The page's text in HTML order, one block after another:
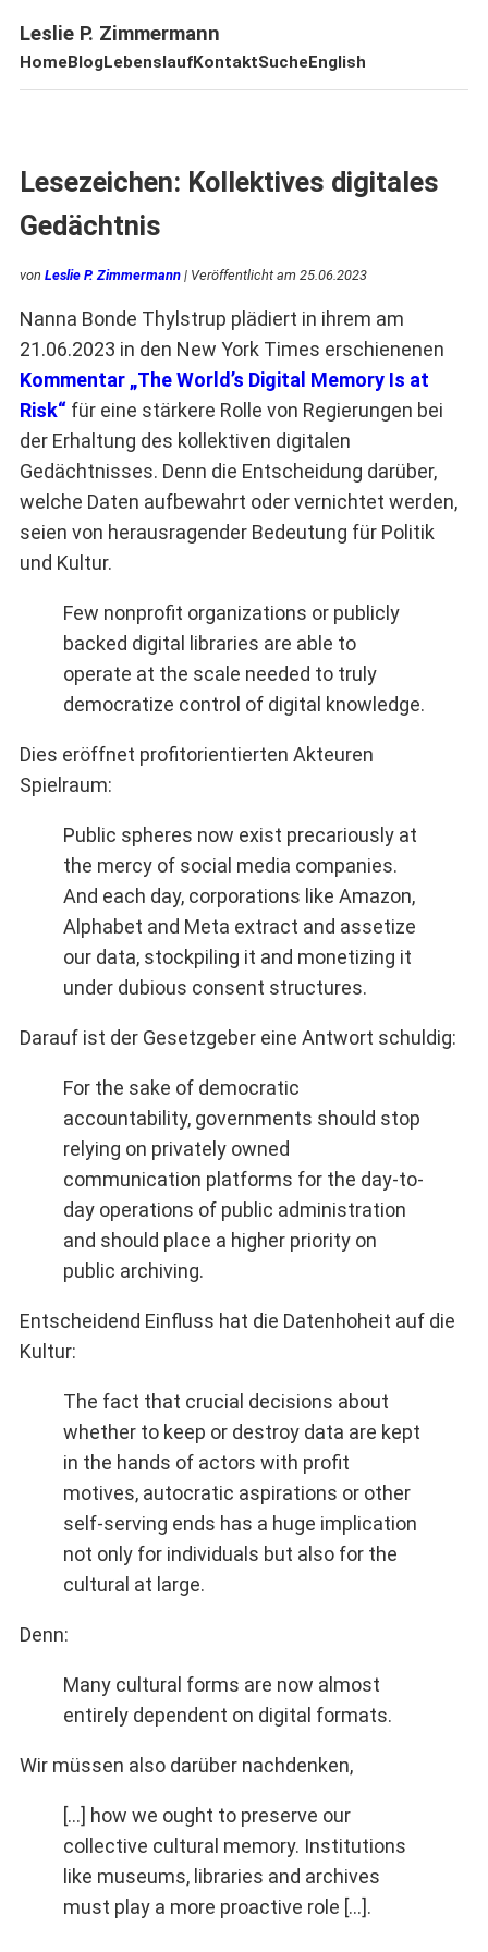
Leslie P. Zimmermann
HomeBlogLebenslaufKontaktSucheEnglish
Lesezeichen: Kollektives digitales
Gedächtnis
von Leslie P. Zimmermann | Veröffentlicht am 25.06.2023
Nanna Bonde Thylstrup plädiert in ihrem am
21.06.2023 in den New York Times erschienenen
Kommentar „The World’s Digital Memory Is at
Risk“ für eine stärkere Rolle von Regierungen bei
der Erhaltung des kollektiven digitalen
Gedächtnisses. Denn die Entscheidung darüber,
welche Daten aufbewahrt oder vernichtet werden,
seien von herausragender Bedeutung für Politik
und Kultur.
Few nonprofit organizations or publicly
backed digital libraries are able to
operate at the scale needed to truly
democratize control of digital knowledge.
Dies eröffnet profitorientierten Akteuren
Spielraum:
Public spheres now exist precariously at
the mercy of social media companies.
And each day, corporations like Amazon,
Alphabet and Meta extract and assetize
our data, stockpiling it and monetizing it
under dubious consent structures.
Darauf ist der Gesetzgeber eine Antwort schuldig:
For the sake of democratic
accountability, governments should stop
relying on privately owned
communication platforms for the day-to-
day operations of public administration
and should place a higher priority on
public archiving.
Entscheidend Einfluss hat die Datenhoheit auf die
Kultur:
The fact that crucial decisions about
whether to keep or destroy data are kept
in the hands of actors with profit
motives, autocratic aspirations or other
self-serving ends has a huge implication
not only for individuals but also for the
cultural at large.
Denn:
Many cultural forms are now almost
entirely dependent on digital formats.
Wir müssen also darüber nachdenken,
[...] how we ought to preserve our
collective cultural memory. Institutions
like museums, libraries and archives
must play a more proactive role [...].